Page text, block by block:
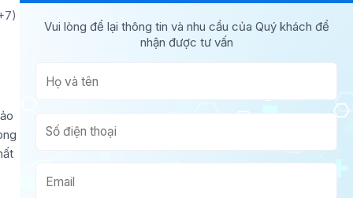
Vui lòng để lại thông tin và nhu cầu của Quý khách để
nhận được tư vấn